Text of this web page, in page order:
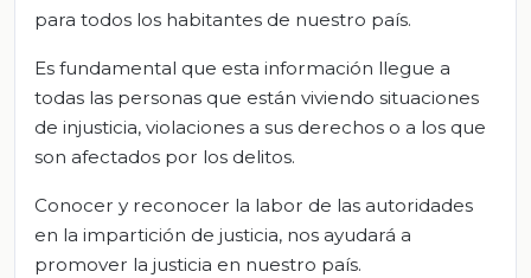
para todos los habitantes de nuestro país.
Es fundamental que esta información llegue a
todas las personas que están viviendo situaciones
de injusticia, violaciones a sus derechos o a los que
son afectados por los delitos.
Conocer y reconocer la labor de las autoridades
en la impartición de justicia, nos ayudará a
promover la justicia en nuestro país.